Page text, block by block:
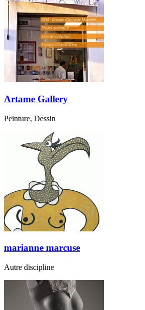
Artame Gallery
Peinture, Dessin
marianne marcuse
Autre discipline